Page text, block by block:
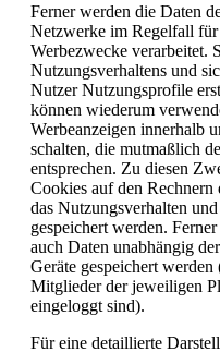
Ferner werden die Daten
Netzwerke im Regelfall
Werbezwecke verarbeitet.
Nutzungsverhaltens und
Nutzer Nutzungsprofile
können wiederum
Werbeanzeigen innerhalb
schalten, die mutmaßlich
entsprechen. Zu diesen
Cookies auf den Rechnern
das Nutzungsverhalten
gespeichert werden.
auch Daten unabhängig
Geräte gespeichert
Mitglieder der jeweiligen
eingeloggt sind).
Für eine detaillierte